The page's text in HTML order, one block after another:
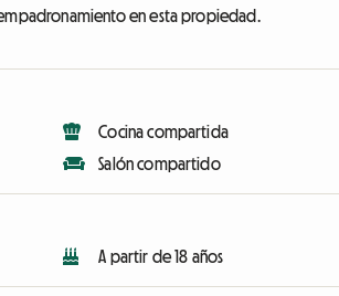
en esta propiedad.
Cocina compartida
Salón compartido
A partir de 18 años